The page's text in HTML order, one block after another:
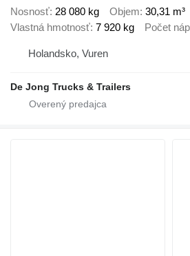
Nosnosť 28 080 kg Objem 30,31 m³
Vlastná hmotnosť 7 920 kg Počet
Holandsko, Vuren
De Jong Trucks & Trailers